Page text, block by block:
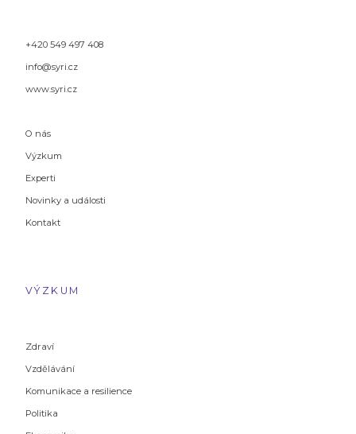
+420 549 497 408
info@syri.cz
www.syri.cz
O nás
Výzkum
Experti
Novinky a události
Kontakt
VÝZKUM
Zdraví
Vzdělávání
Komunikace a resilience
Politika